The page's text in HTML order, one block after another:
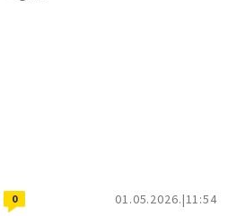
0 01.05.2026. 11:54